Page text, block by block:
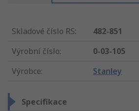
Skladové číslo RS:
482-851
Výrobní číslo:
0-03-105
Výrobce: Stanley
Specifikace